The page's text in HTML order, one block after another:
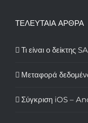
ΤΕΛΕΥΤΑΙΑ ΑΡΘΡΑ
Τι είναι ο δείκτης
Μεταφορά
Σύγκριση iOS –